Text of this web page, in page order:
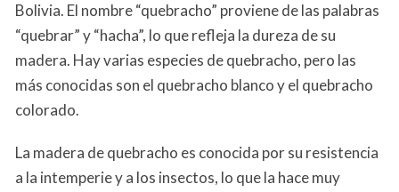
Bolivia. El nombre “quebracho” proviene de las palabras
“quebrar” y “hacha”, lo que refleja la dureza de su
madera. Hay varias especies de quebracho, pero las
más conocidas son el quebracho blanco y el quebracho
colorado.
La madera de quebracho es conocida por su resistencia
a la intemperie y a los insectos, lo que la hace muy